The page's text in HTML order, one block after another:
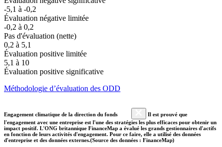
-5,1 à -0,2
Évaluation négative limitée
-0,2 à 0,2
Pas d'évaluation (nette)
0,2 à 5,1
Évaluation positive limitée
5,1 à 10
Évaluation positive significative
Méthodologie d’évaluation des ODD
Engagement climatique de la direction du fonds
Il est prouvé que
l'engagement avec une entreprise est l'une des stratégies les plus efficaces pour obtenir un
impact positif. L'ONG britannique FinanceMap a évalué les grands gestionnaires d'actifs
en fonction de leurs activités d'engagement. Pour ce faire, elle a utilisé des données
d'entreprise et des données externes.(Source des données : FinanceMap)